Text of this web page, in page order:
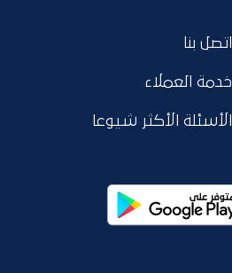
اتصل بنا
خدمة العملاء
الأسئلة الأكثر شيوعا